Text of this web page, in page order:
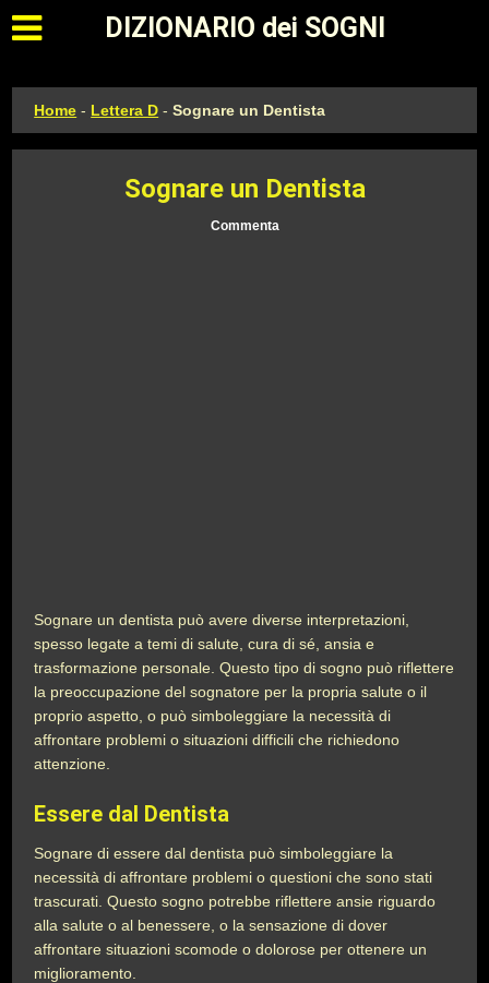
Apri il menu principale
DIZIONARIO dei SOGNI
Home - Lettera D -Sognare un Dentista
Sognare un Dentista
Commenta
Sognare un dentista può avere diverse interpretazioni,
spesso legate a temi di salute, cura di sé, ansia e
trasformazione personale. Questo tipo di sogno può riflettere
la preoccupazione del sognatore per la propria salute o il
proprio aspetto, o può simboleggiare la necessità di
affrontare problemi o situazioni difficili che richiedono
attenzione.
Essere dal Dentista
Sognare di essere dal dentista può simboleggiare la
necessità di affrontare problemi o questioni che sono stati
trascurati. Questo sogno potrebbe riflettere ansie riguardo
alla salute o al benessere, o la sensazione di dover
affrontare situazioni scomode o dolorose per ottenere un
miglioramento.